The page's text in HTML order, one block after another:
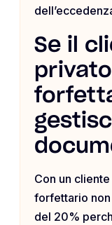
Se il
Con un
forfettario non
del 20%